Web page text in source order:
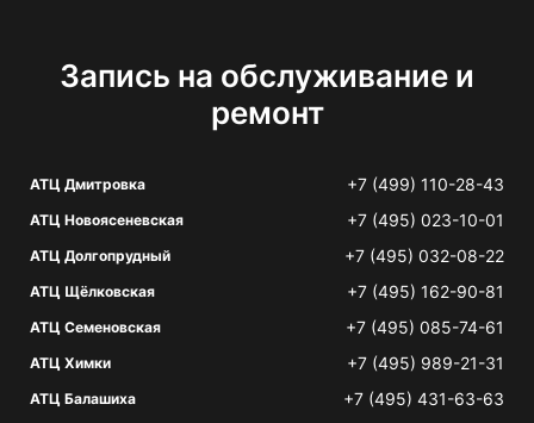
Запись на обслуживание и
ремонт
АТЦ Дмитровка +7 (499) 110-28-43
АТЦ Новоясеневская +7 (495) 023-10-01
АТЦ Долгопрудный +7 (495) 032-08-22
АТЦ Щёлковская +7 (495) 162-90-81
АТЦ Семеновская +7 (495) 085-74-61
АТЦ Химки +7 (495) 989-21-31
АТЦ Балашиха +7 (495) 431-63-63